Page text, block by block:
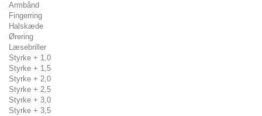
Armbånd
Fingerring
Halskæde
Ørering
Læsebriller
Styrke + 1,0
Styrke + 1,5
Styrke + 2,0
Styrke + 2,5
Styrke + 3,0
Styrke + 3,5